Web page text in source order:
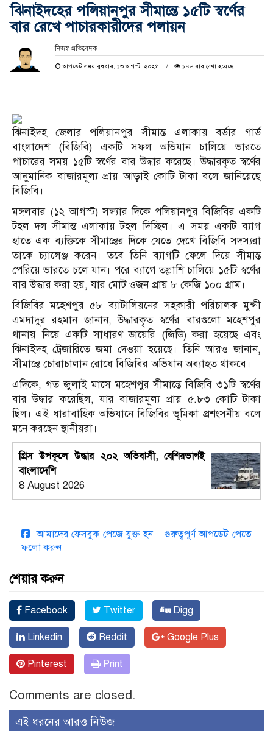
ঝিনাইদহের পলিয়ানপুর সীমান্তে ১৫টি স্বর্ণের
বার রেখে পাচারকারীদের পলায়ন
নিজস্ব প্রতিবেদক
আপডেট সময় বুধবার, ১৩ আগস্ট, ২০২৫ ১৪৬ বার দেখা হয়েছে
ঝিনাইদহ জেলার পলিয়ানপুর সীমান্ত এলাকায় বর্ডার গার্ড
বাংলাদেশ (বিজিবি) একটি সফল অভিযান চালিয়ে ভারতে
পাচারের সময় ১৫টি স্বর্ণের বার উদ্ধার করেছে। উদ্ধারকৃত স্বর্ণের
আনুমানিক বাজারমূল্য প্রায় আড়াই কোটি টাকা বলে জানিয়েছে
বিজিবি।
মঙ্গলবার (১২ আগস্ট) সন্ধ্যার দিকে পলিয়ানপুর বিজিবির একটি
টহল দল সীমান্ত এলাকায় টহল দিচ্ছিল। এ সময় একটি ব্যাগ
হাতে এক ব্যক্তিকে সীমান্তের দিকে যেতে দেখে বিজিবি সদস্যরা
তাকে চ্যালেঞ্জ করেন।
তবে তিনি ব্যাগটি ফেলে দিয়ে সীমান্ত
পেরিয়ে ভারতে চলে যান। পরে ব্যাগে তল্লাশি চালিয়ে ১৫টি স্বর্ণের
বার উদ্ধার করা হয়, যার মোট ওজন প্রায় ৮ কেজি ১০০ গ্রাম।
বিজিবির মহেশপুর ৫৮ ব্যাটালিয়নের সহকারী পরিচালক মুন্সী
এমদাদুর রহমান জানান, উদ্ধারকৃত স্বর্ণের বারগুলো মহেশপুর
থানায় নিয়ে একটি সাধারণ ডায়েরি (জিডি) করা হয়েছে এবং
ঝিনাইদহ ট্রেজারিতে জমা দেওয়া হয়েছে। তিনি আরও জানান,
সীমান্তে চোরাচালান রোধে বিজিবির অভিযান অব্যাহত থাকবে।
এদিকে, গত জুলাই মাসে মহেশপুর সীমান্তে বিজিবি ৩১টি স্বর্ণের
বার উদ্ধার করেছিল, যার বাজারমূল্য প্রায় ৫.৮৩ কোটি টাকা
ছিল। এই ধারাবাহিক অভিযানে বিজিবির ভূমিকা প্রশংসনীয় বলে
মনে করছেন স্থানীয়রা।
গ্রিস উপকূলে উদ্ধার ২০২ অভিবাসী, বেশিরভাগই
বাংলাদেশি
8 August 2026
আমাদের ফেসবুক পেজে যুক্ত হন – গুরুত্বপূর্ণ আপডেট পেতে
ফলো করুন
শেয়ার করুন
Facebook Twitter Digg
Linkedin Reddit Google Plus
Pinterest Print
Comments are closed.
এই ধরনের আরও নিউজ